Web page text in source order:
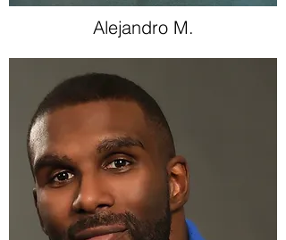
Alejandro M.